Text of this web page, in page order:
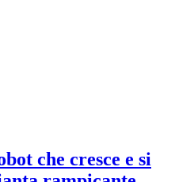
che cresce e si